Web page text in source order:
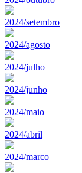
2024/setembro
2024/agosto
2024/julho
2024/junho
2024/maio
2024/abril
2024/marco